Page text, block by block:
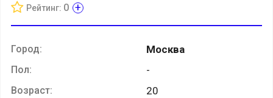
Рейтинг: 0 +
Город: Москва
Пол: -
Возраст: 20